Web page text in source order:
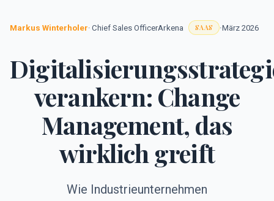
Markus Winterholer· Chief Sales OfficerArkena SAAS ·März 2026
verankern: Change
Management, das
wirklich greift
Wie Industrieunternehmen